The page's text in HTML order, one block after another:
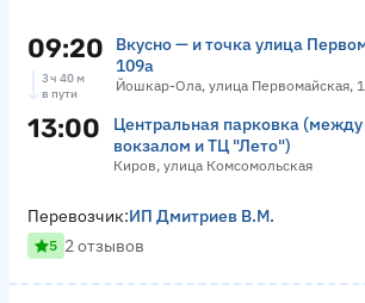
09:20
Вкусно — и точка улица
109а
Йошкар-Ола, улица Первомайская,
3 ч 40 м
в пути
13:00
Центральная парковка
вокзалом и ТЦ "Лето")
Киров, улица Комсомольская
Перевозчик:ИП Дмитриев В.М.
5 2 отзывов